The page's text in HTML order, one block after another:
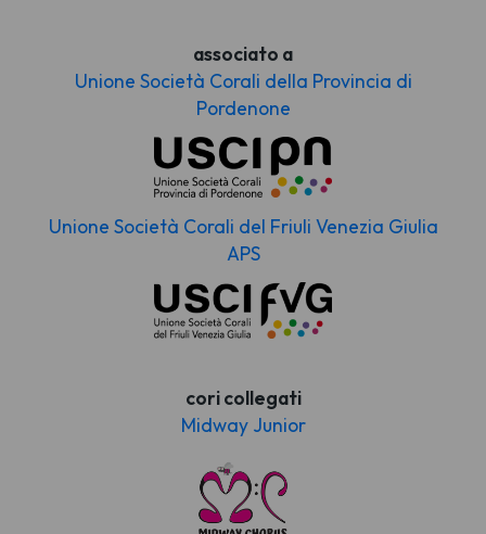
associato a
Unione Società Corali della Provincia di
Pordenone
Unione Società Corali del Friuli Venezia Giulia
APS
cori collegati
Midway Junior